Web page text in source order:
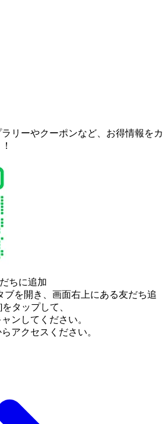
リーやクーポンなど、お得情報をカ
ちに追加
を開き、画面右上にある友だち追
タップして、
ンしてください。
アクセスください。